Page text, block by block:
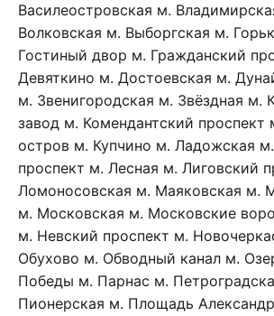
Василеостровская м.
Волковская м. Выборгская м.
Гостиный двор м. Гражданский
Девяткино м. Достоевская м.
м. Звенигородская м. Звёздная м.
завод м. Комендантский проспект
остров м. Купчино м. Ладожская
проспект м. Лесная м. Лиговский
Ломоносовская м. Маяковская м.
м. Московская м. Московские
м. Невский проспект м.
Обухово м. Обводный канал м.
Победы м. Парнас м.
Пионерская м. Площадь